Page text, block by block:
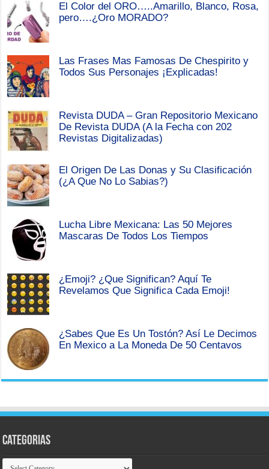
El Color del ORO…..Amarillo, Blanco, Rosa,
pero….¿Oro MORADO?
Las Frases Mas Famosas De Chespirito y
Todos Sus Personajes ¡Explicadas!
Revista DUDA – Gran Repositorio Mexicano
De Revista DUDA (A la Fecha con 202
Revistas Digitalizadas)
El Origen De Las Donas y Su Clasificación
(¿A Que No Lo Sabias?)
Lucha Libre Mexicana: Las 50 Mejores
Mascaras De Todos Los Tiempos
¿Emoji? ¿Que Significan? Aquí Te
Revelamos Que Significa Cada Emoji!
¿Sabes Que Es Un Tostón? Así Le Decimos
En Mexico a La Moneda De 50 Centavos
Categorias
Categorias